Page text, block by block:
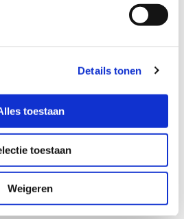
Details tonen
toestaan
toestaan
Weigeren
locatie, wilt u wensen nader
van het centrum vastleggen,
Memento Mori. Wij zijn u